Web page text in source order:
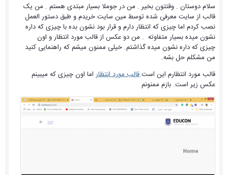
سلام دوستان . وقتتون بخیر . من در جوملا بسیار مبتدی هستم . من یک
قالب از سایت معرفی شده توسط مین سایت خریدم و طبق دستور العمل
نصب کردم اما چیزی که انتظار دارم و قرار بود نشون بده با چیزی که داره
نشون میده بسیار متفاوته . من دو عکس از قالب مورد انتظار و اون
چیزی که داره نشون میده گذاشتم. خیلی ممنون میشم که راهنمایی کنید
من مشکلم حل بشه.
قالب مورد انتظارم این است.قالب مورد انتظار اما اون چیزی که میبینم
عکس زیر است. بازم ممنونم